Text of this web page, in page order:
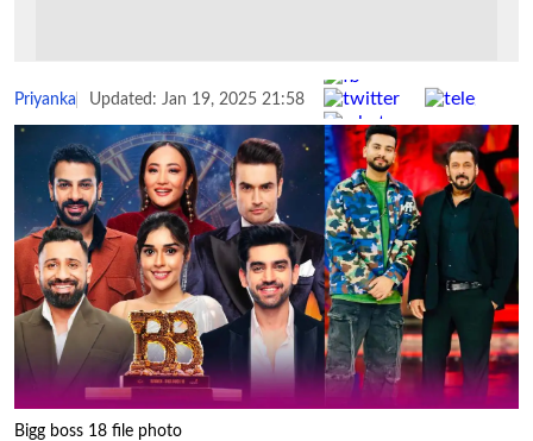
Priyanka Updated: Jan 19, 2025 21:58 Share :
Bigg boss 18 file photo